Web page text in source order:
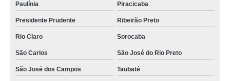
Paulínia Piracicaba
Presidente Prudente Ribeirão Preto
Rio Claro Sorocaba
São Carlos São José do Rio Preto
São José dos Campos Taubaté